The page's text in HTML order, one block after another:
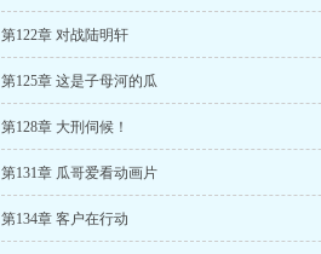
第122章 对战陆明轩
第125章 这是子母河的瓜
第128章 大刑伺候！
第131章 瓜哥爱看动画片
第134章 客户在行动